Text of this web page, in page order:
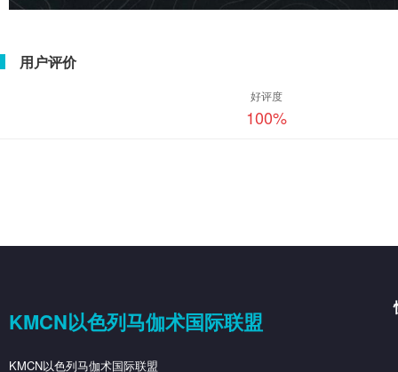
用户评价
好评度
100%
KMCN以色列马伽术国际联盟
KMCN以色列马伽术国际联盟